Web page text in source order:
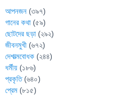
আপনজন (৩৯৭)
গানের কথা (৫৯)
ছোটদের ছড়া (২৯২)
জীবনমুখী (৬৭২)
দেশাত্মবোধক (২৪৪)
ধর্মীয় (১৮৬)
প্রকৃতি(৬৪০)
প্রেম (৮১৫)